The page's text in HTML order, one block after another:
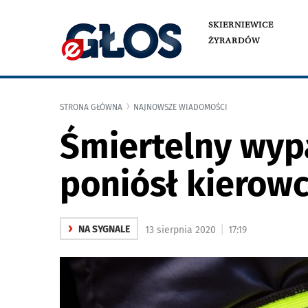
SKIERNIEWICE
ŻYRARDÓW
STRONA GŁÓWNA NAJNOWSZE WIADOMOŚCI
Śmiertelny
poniósł
› NA SYGNALE 13 sierpnia 2020 17:19